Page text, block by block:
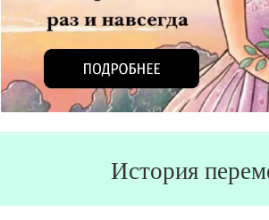
История